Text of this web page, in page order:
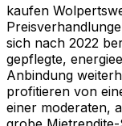
kaufen
sich nach 2022
gepflegte,
Anbindung
profitieren von
einer moderaten,